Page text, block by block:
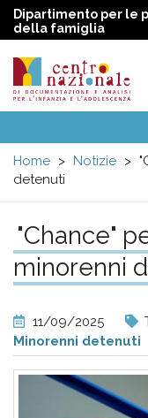
Dipartimento per le
della famiglia
Centro
di
e
analisi
menu
Temi
Attività
Convenzione
Home
Notizie
detenuti
"Chance"
minorenni
11/09/2025
Minorenni detenuti